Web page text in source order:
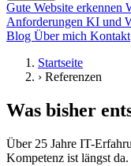
Gute Website erkennen
Anforderungen KI und
Blog Über mich Kontakt
Startseite
› Referenzen
Was bisher
Über 25 Jahre IT-
Kompetenz ist längst da.